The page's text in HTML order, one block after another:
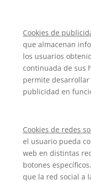
Cookies de
que almacenan
los usuarios
continuada de sus
permite
publicidad en
Cookies de redes
el usuario pueda
web en distintas
botones
que la red social a